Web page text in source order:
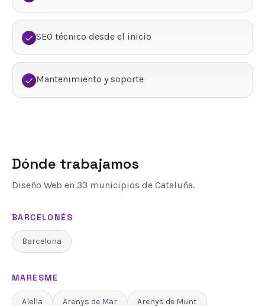
SEO técnico desde el inicio
Mantenimiento y soporte
Dónde trabajamos
Diseño Web en 33 municipios de Cataluña.
BARCELONÈS
Barcelona
MARESME
Alella Arenys de Mar Arenys de Munt